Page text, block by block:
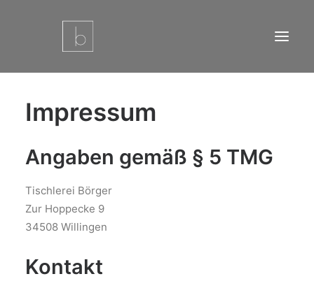
Startseite
Referenzen
Cookie-Richtlinie (EU)
Impressum
Angaben gemäß § 5 TMG
Tischlerei Börger
Zur Hoppecke 9
34508 Willingen
Kontakt